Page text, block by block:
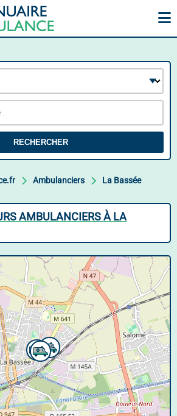
RECHERCHER
Ambulanciers La Bassée
AMBULANCIERS À LA